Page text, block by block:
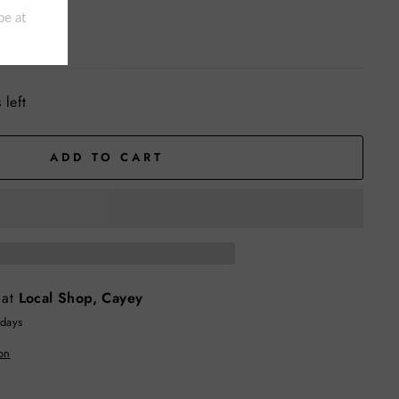
left
ADD TO CART
Local Shop, Cayey